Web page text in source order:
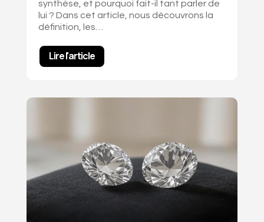
synthèse, et pourquoi fait-il tant parler de
lui ? Dans cet article, nous découvrons la
définition, les…
Lire l'article